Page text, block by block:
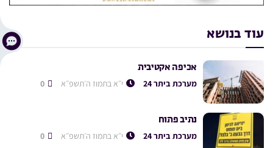
עוד בנושא
אכיפה אקטיבית
מערכת ביתר 24 י״א בתמוז ה׳תשפ״א
נתיב פתוח
מערכת ביתר 24 י״א בתמוז ה׳תשפ״א